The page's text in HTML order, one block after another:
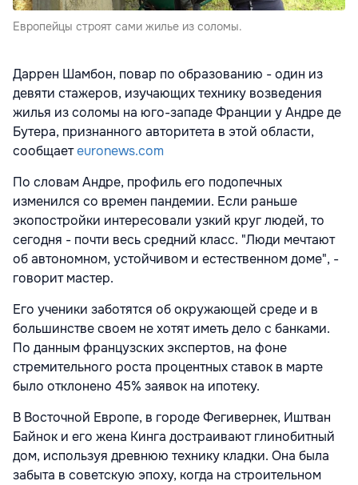
Европейцы строят сами жилье из соломы.
Даррен Шамбон, повар по образованию - один из
девяти стажеров, изучающих технику возведения
жилья из соломы на юго-западе Франции у Андре де
Бутера, признанного авторитета в этой области,
сообщаетeuronews.com
По словам Андре, профиль его подопечных
изменился со времен пандемии. Если раньше
экопостройки интересовали узкий круг людей, то
сегодня - почти весь средний класс. "Люди мечтают
об автономном, устойчивом и естественном доме", -
говорит мастер.
Его ученики заботятся об окружающей среде и в
большинстве своем не хотят иметь дело с банками.
По данным французских экспертов, на фоне
стремительного роста процентных ставок в марте
было отклонено 45% заявок на ипотеку.
В Восточной Европе, в городе Фегивернек, Иштван
Байнок и его жена Кинга достраивают глинобитный
дом, используя древнюю технику кладки. Она была
забыта в советскую эпоху, когда на строительном